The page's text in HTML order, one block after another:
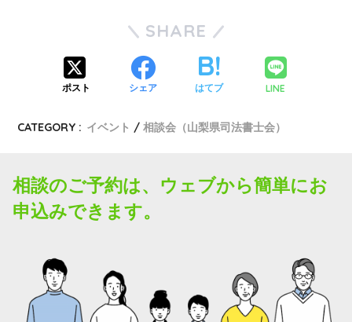
SHARE
ポスト シェア はてブ LINE
CATEGORY : イベント 相談会（山梨県司法書士会）
相談のご予約は、ウェブから簡単にお
申込みできます。